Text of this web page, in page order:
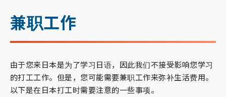
兼职工作
由于您来日本是为了学习日语，因此我们不接受影响您学习
的打工工作。但是，您可能需要兼职工作来弥补生活费用。
以下是在日本打工时需要注意的一些事项。